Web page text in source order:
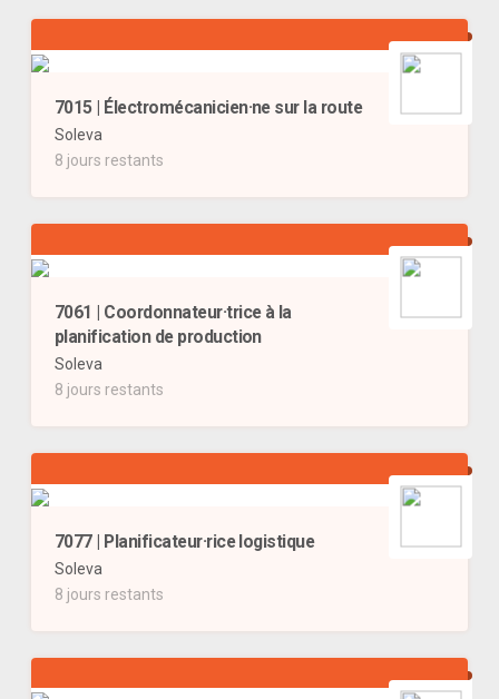
7015 | Électromécanicien·ne sur la route
Soleva
8 jours restants
7061 | Coordonnateur·trice à la
planification de production
Soleva
8 jours restants
7077 | Planificateur·rice logistique
Soleva
8 jours restants